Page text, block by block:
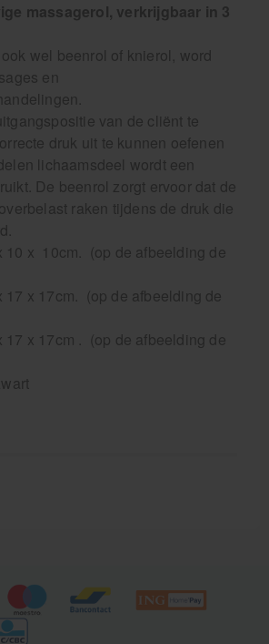
massagerol, verkrijgbaar in 3
wel beenrol of knierol, word
en
van de cliënt te
druk uit te kunnen oefenen
lichaamsdeel wordt een
De beenrol zorgt ervoor dat de
raken tijdens de druk die
10 x 10cm. (op de afbeelding de
17 x 17cm. (op de afbeelding de
17 x 17cm . (op de afbeelding de